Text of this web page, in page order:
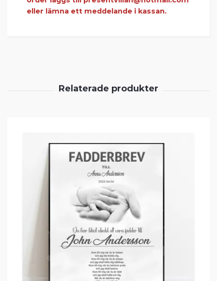
eller lämna ett meddelande i kassan.